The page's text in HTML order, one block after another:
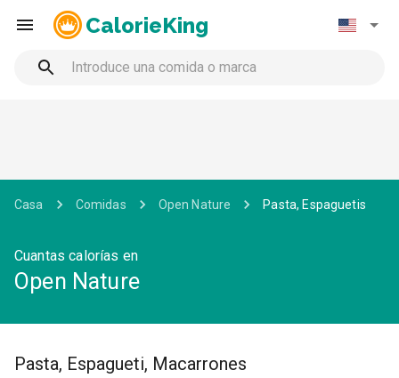
CalorieKing
Casa Comidas Open Nature Pasta, Espaguetis
Cuantas calorías en
Open Nature
Pasta, Espagueti, Macarrones